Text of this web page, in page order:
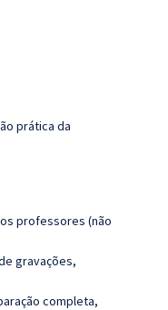
prática da
professores (não
gravações,
completa,